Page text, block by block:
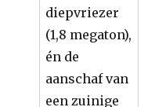
diepvriezer
(1,8 megaton),
én de
aanschaf van
een zuinige